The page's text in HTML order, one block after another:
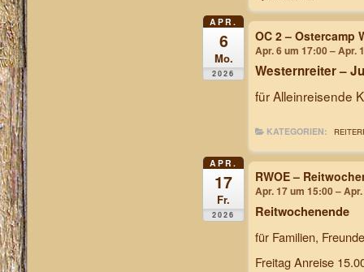
APR.
6
Mo.
2026
OC 2 – Ostercamp
Apr. 6 um 17:00 – Apr.
Westernreiter –
für Alleinreisende
KATEGORIEN:
APR.
17
Fr.
2026
RWOE –
Apr. 17 um 15:00 –
Reitwochenende
für Familien,
Freitag Anreise